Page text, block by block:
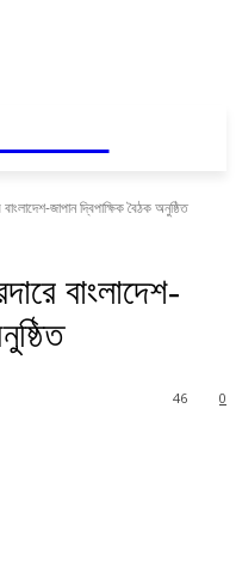
জাপান দ্বিপাক্ষিক বৈঠক অনুষ্ঠিত
বাংলাদেশ-
0
46